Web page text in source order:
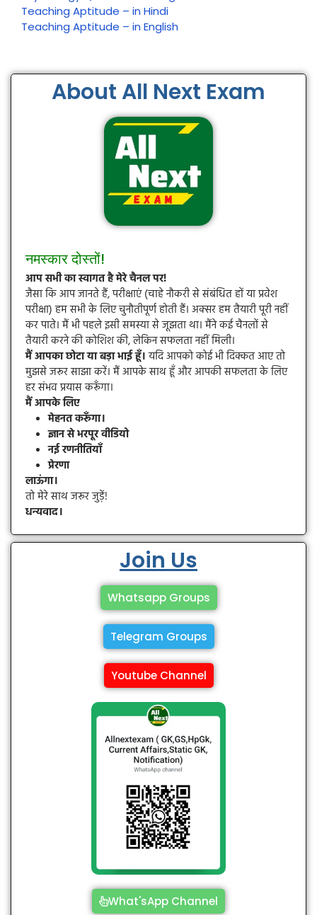
Teaching Aptitude – in Hindi
Teaching Aptitude – in English
About All Next Exam
नमस्कार दोस्तों!
आप सभी का स्वागत है मेरे चैनल पर!
जैसा कि आप जानते हैं, परीक्षाएं (चाहे नौकरी से संबंधित हों या प्रवेश
परीक्षा) हम सभी के लिए चुनौतीपूर्ण होती हैं। अक्सर हम तैयारी पूरी नहीं
कर पाते। मैं भी पहले इसी समस्या से जूझता था। मैंने कई चैनलों से
तैयारी करने की कोशिश की, लेकिन सफलता नहीं मिली।
मैं आपका छोटा या बड़ा भाई हूँ।यदि आपको कोई भी दिक्कत आए तो
मुझसे जरूर साझा करें। मैं आपके साथ हूँ और आपकी सफलता के लिए
हर संभव प्रयास करूँगा।
मैं आपके लिए
मेहनत करूँगा।
ज्ञान से भरपूर वीडियो
नई रणनीतियाँ
प्रेरणा
लाऊंगा।
तो मेरे साथ जरूर जुड़ें!
धन्यवाद।
Join Us
Whatsapp Groups
Telegram Groups
Youtube Channel
What'sApp Channel